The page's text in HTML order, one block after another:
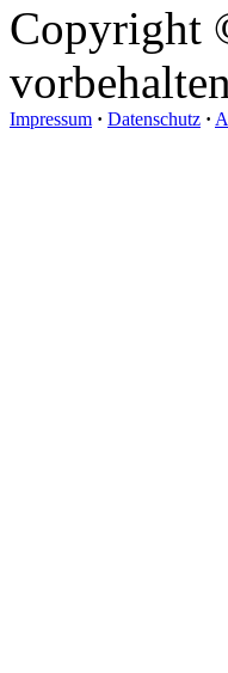
Copyright
Impressum · Datenschutz ·